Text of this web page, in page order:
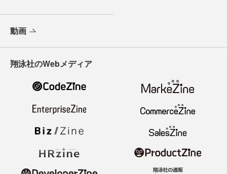
動画
翔泳社のWebメディア